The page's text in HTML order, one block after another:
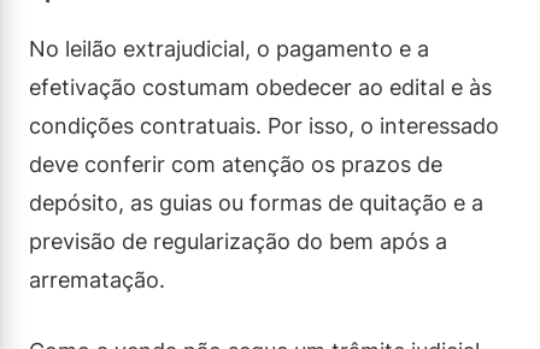
No leilão extrajudicial, o pagamento e a
efetivação costumam obedecer ao edital e às
condições contratuais. Por isso, o interessado
deve conferir com atenção os prazos de
depósito, as guias ou formas de quitação e a
previsão de regularização do bem após a
arrematação.